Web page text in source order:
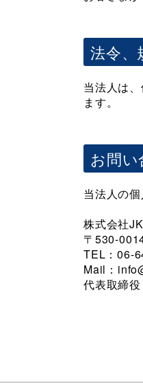
法令、
当法人は
ます。
お問い
当法人の
株式会社
〒530-
TEL：06-
Mail：
代表取締